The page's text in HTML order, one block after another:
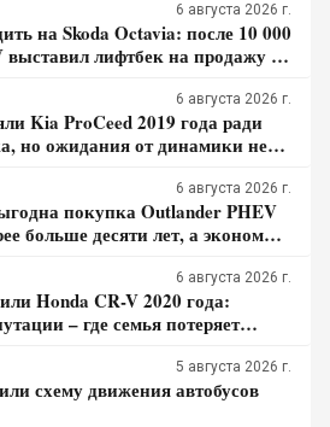
6 августа 2026 г.
на Skoda Octavia: после 10 000
лифтбек на продажу –
6 августа 2026 г.
Kia ProCeed 2019 года ради
но ожидания от динамики не
6 августа 2026 г.
покупка Outlander PHEV
больше десяти лет, а экономия
6 августа 2026 г.
Honda CR-V 2020 года:
– где семья потеряет
5 августа 2026 г.
схему движения автобусов